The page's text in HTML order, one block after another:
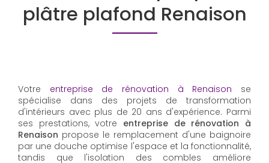
plâtre plafond Renaison
Votre entreprise de rénovation à Renaison se
spécialise dans des projets de transformation
d'intérieurs avec plus de 20 ans d'expérience. Parmi
ses prestations, votre entreprise de rénovation à
Renaison propose le remplacement d'une baignoire
par une douche optimise l'espace et la fonctionnalité,
tandis que l'isolation des combles améliore